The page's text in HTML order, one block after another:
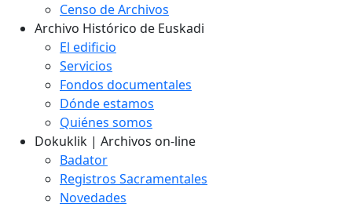
Censo de Archivos
Archivo Histórico de Euskadi
El edificio
Servicios
Fondos documentales
Dónde estamos
Quiénes somos
Dokuklik | Archivos on-line
Badator
Registros Sacramentales
Novedades